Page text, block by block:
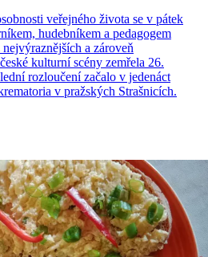
veřejného života se v pátek
hudebníkem a pedagogem
a zároveň
kulturní scény zemřela 26.
rozloučení začalo v jedenáct
v pražských Strašnicích.